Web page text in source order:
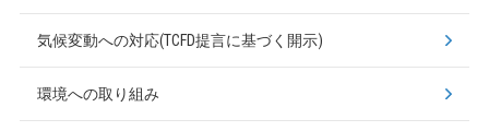
気候変動への対応(TCFD提言に基づく開示)
環境への取り組み